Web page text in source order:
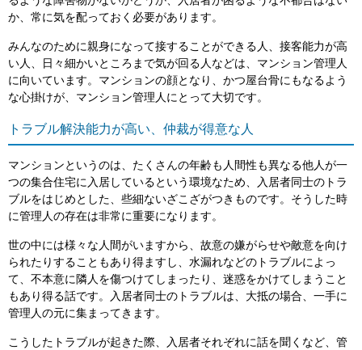
か、常に気を配っておく必要があります。
みんなのために親身になって接することができる人、接客能力が高
い人、日々細かいところまで気が回る人などは、マンション管理人
に向いています。マンションの顔となり、かつ屋台骨にもなるよう
な心掛けが、マンション管理人にとって大切です。
トラブル解決能力が高い、仲裁が得意な人
マンションというのは、たくさんの年齢も人間性も異なる他人が一
つの集合住宅に入居しているという環境なため、入居者同士のトラ
ブルをはじめとした、些細ないざこざがつきものです。そうした時
に管理人の存在は非常に重要になります。
世の中には様々な人間がいますから、故意の嫌がらせや敵意を向け
られたりすることもあり得ますし、水漏れなどのトラブルによっ
て、不本意に隣人を傷つけてしまったり、迷惑をかけてしまうこと
もあり得る話です。入居者同士のトラブルは、大抵の場合、一手に
管理人の元に集まってきます。
こうしたトラブルが起きた際、入居者それぞれに話を聞くなど、管